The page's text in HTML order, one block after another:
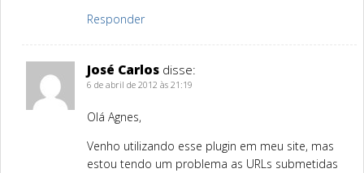
Responder
José Carlos disse:
6 de abril de 2012 às 21:19
Olá Agnes,
Venho utilizando esse plugin em meu site, mas
estou tendo um problema as URLs submetidas